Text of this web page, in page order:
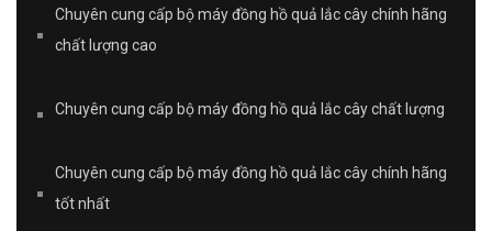
Chuyên cung cấp bộ máy đồng hồ quả lắc cây chính hãng
chất lượng cao
Chuyên cung cấp bộ máy đồng hồ quả lắc cây chất lượng
Chuyên cung cấp bộ máy đồng hồ quả lắc cây chính hãng
tốt nhất